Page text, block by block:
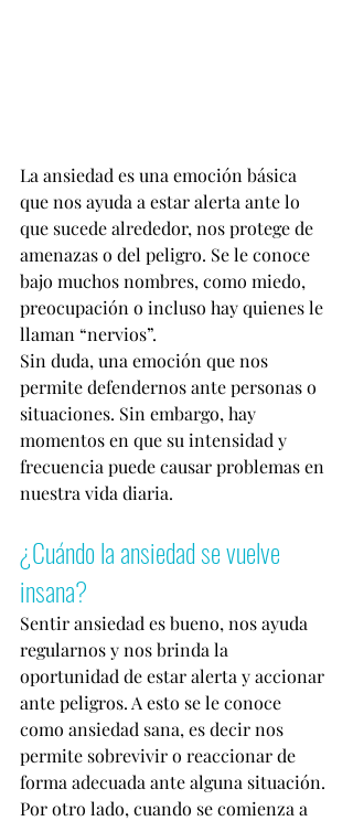
La ansiedad es una emoción básica
que nos ayuda a estar alerta ante lo
que sucede alrededor, nos protege de
amenazas o del peligro. Se le conoce
bajo muchos nombres, como miedo,
preocupación o incluso hay quienes le
llaman “nervios”.
Sin duda, una emoción que nos
permite defendernos ante personas o
situaciones. Sin embargo, hay
momentos en que su intensidad y
frecuencia puede causar problemas en
nuestra vida diaria.
¿Cuándo la ansiedad se vuelve
insana?
Sentir ansiedad es bueno, nos ayuda
regularnos y nos brinda la
oportunidad de estar alerta y accionar
ante peligros. A esto se le conoce
como ansiedad sana, es decir nos
permite sobrevivir o reaccionar de
forma adecuada ante alguna situación.
Por otro lado, cuando se comienza a